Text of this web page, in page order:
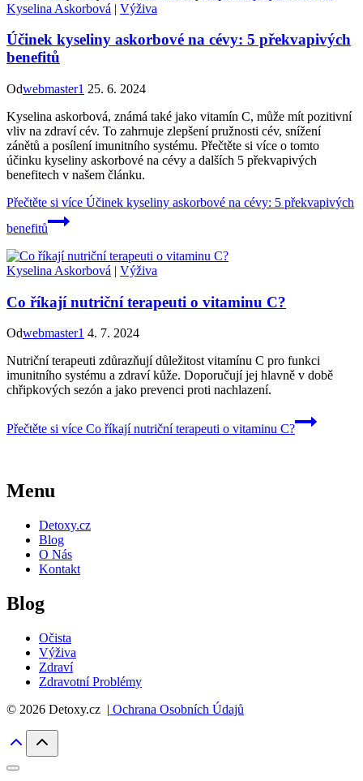
Kyselina Askorbová | Výživa
Účinek kyseliny askorbové na cévy: 5 překvapivých
benefitů
Odwebmaster1 25. 6. 2024
Kyselina askorbová, známá také jako vitamín C, může mít pozitivní
vliv na zdraví cév. To zahrnuje zlepšení pružnosti cév, snížení
zánětů a posílení imunitního systému. Přečtěte si více o tomto
účinku kyseliny askorbové na cévy a dalších 5 překvapivých
benefitech v našem článku.
Přečtěte si více Účinek kyseliny askorbové na cévy: 5 překvapivých
benefitů
Kyselina Askorbová | Výživa
Co říkají nutriční terapeuti o vitaminu C?
Odwebmaster1 4. 7. 2024
Nutriční terapeuti zdůrazňují důležitost vitamínu C pro funkci
imunitního systému a zdraví kůže. Doporučují jej hlavně v době
chřipkových sezón a jako prevenci proti nachlazení.
Přečtěte si více Co říkají nutriční terapeuti o vitaminu C?
Menu
Detoxy.cz
Blog
O Nás
Kontakt
Blog
Očista
Výživa
Zdraví
Zdravotní Problémy
© 2026 Detoxy.cz | Ochrana Osobních Údajů